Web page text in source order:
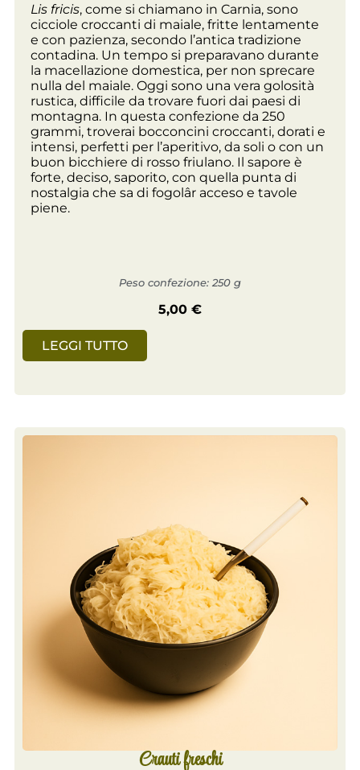
Lis fricis, come si chiamano in Carnia, sono
cicciole croccanti di maiale, fritte lentamente
e con pazienza, secondo l’antica tradizione
contadina. Un tempo si preparavano durante
la macellazione domestica, per non sprecare
nulla del maiale. Oggi sono una vera golosità
rustica, difficile da trovare fuori dai paesi di
montagna. In questa confezione da 250
grammi, troverai bocconcini croccanti, dorati e
intensi, perfetti per l’aperitivo, da soli o con un
buon bicchiere di rosso friulano. Il sapore è
forte, deciso, saporito, con quella punta di
nostalgia che sa di fogolâr acceso e tavole
piene.
Peso confezione: 250 g
5,00 €
LEGGI TUTTO
Crauti freschi